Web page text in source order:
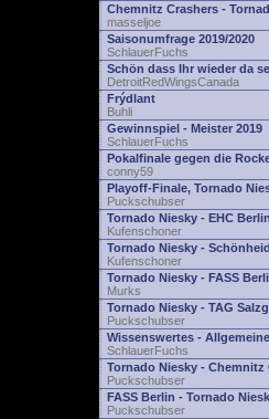
Chemnitz Crashers -
masseljoe
Saisonumfrage 2019/2020
SchlauerFuchs
Schön dass Ihr wieder da
DetroitRedWingsCanada
Frýdlant
Buhli
Gewinnspiel - Meister 2019
SchlauerFuchs
Pokalfinale gegen die
conny59
Playoff-Finale, Tornado
Puckschubser
Tornado Niesky - EHC
Kufenschoner
Tornado Niesky -
Kufenschoner
Tornado Niesky - FASS
Murks
Tornado Niesky - TAG
Puckschubser
Wissenswertes -
SchlauerFuchs
Tornado Niesky - Chemnitz
Puckschubser
FASS Berlin - Tornado
Puckschubser